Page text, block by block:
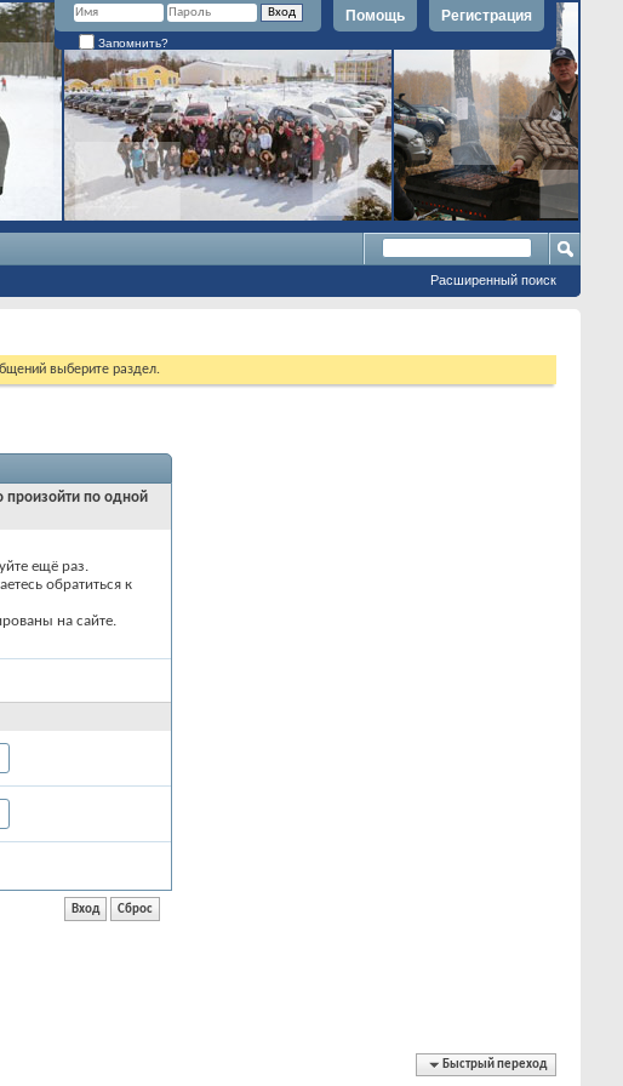
Регистрация
Помощь
Запомнить?
Расширенный поиск
выберите раздел.
произойти по одной
ещё раз.
обратиться к
на сайте.
Быстрый переход